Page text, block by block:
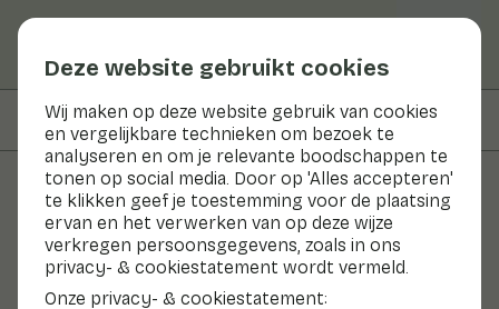
Deze website gebruikt cookies
Wij maken op deze website gebruik van cookies
en vergelijkbare technieken om bezoek te
analyseren en om je relevante boodschappen te
tonen op social media. Door op 'Alles accepteren'
te klikken geef je toestemming voor de plaatsing
ervan en het verwerken van op deze wijze
verkregen persoonsgegevens, zoals in ons
privacy- & cookiestatement wordt vermeld.
Onze privacy- & cookiestatement:
Op deze pagina Informatie
Groenten en fruit
Rode kool